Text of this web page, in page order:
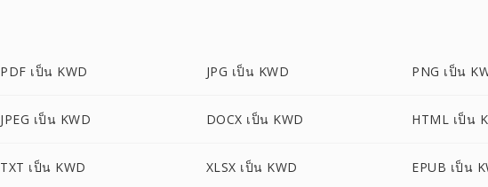
PDF เป็น KWD JPG เป็น KWD PNG เป็น
JPEG เป็น KWD DOCX เป็น KWD HTML เป็น
TXT เป็น KWD XLSX เป็น KWD EPUB เป็น